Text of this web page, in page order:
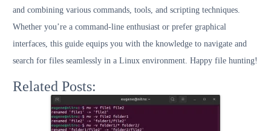
and combining various commands, tools, and scripting techniques.
Whether you’re a command-line enthusiast or prefer graphical
interfaces, this guide equips you with the knowledge to navigate and
search for files seamlessly in a Linux environment. Happy file hunting!
Related Posts: